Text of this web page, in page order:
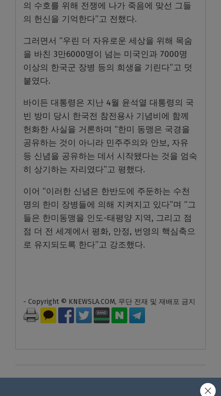
의 수호를 위해 전쟁에 나가 죽음에 맞선 그들
의 헌신을 기억한다”고 전했다.
그러면서 “우린 더 자유로운 세상을 위해 목숨
을 바친 3만6000명이 넘는 미국인과 7000명
이상의 한국군 장병 등의 희생을 기린다”고 덧
붙였다.
바이든 대통령은 지난 4월 윤석열 대통령의 국
빈 방미 당시 한국전 참전용사 기념비에 함께
헌화한 사실을 거론하며 “한미 동맹은 국경을
공유하는 것이 아니라 민주주의와 안보, 자유
등 신념을 공유하는 데서 시작됐다는 것을 엄숙
히 상기하는 자리였다”고 평했다.
이어 “이러한 신념은 한반도에 주둔하는 수천
명의 한미 장병들에 의해 지켜지고 있다”며 “그
들은 한미동맹을 인도-태평양 지역, 그리고 점
점 더 전 세계에서 평화, 안정, 번영의 핵심축으
로 유지되도록 한다”고 강조했다.
- Copyright © KNEWSLA.COM, 무단 전재 및 재배포 금지